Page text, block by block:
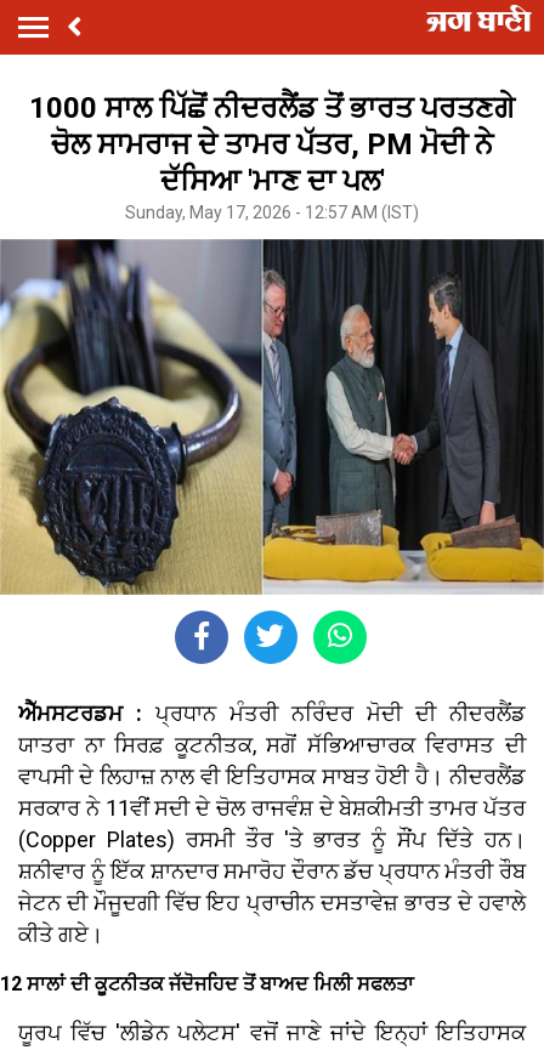
1000 ਸਾਲ ਪਿੱਛੋਂ ਨੀਦਰਲੈਂਡ ਤੋਂ ਭਾਰਤ ਪਰਤਣਗੇ
ਚੋਲ ਸਾਮਰਾਜ ਦੇ ਤਾਮਰ ਪੱਤਰ, PM ਮੋਦੀ ਨੇ
ਦੱਸਿਆ 'ਮਾਣ ਦਾ ਪਲ'
Sunday, May 17, 2026 - 12:57 AM (IST)
ਐੱਮਸਟਰਡਮ :ਪ੍ਰਧਾਨ ਮੰਤਰੀ ਨਰਿੰਦਰ ਮੋਦੀ ਦੀ ਨੀਦਰਲੈਂਡ
ਯਾਤਰਾ ਨਾ ਸਿਰਫ਼ ਕੂਟਨੀਤਕ, ਸਗੋਂ ਸੱਭਿਆਚਾਰਕ ਵਿਰਾਸਤ ਦੀ
ਵਾਪਸੀ ਦੇ ਲਿਹਾਜ਼ ਨਾਲ ਵੀ ਇਤਿਹਾਸਕ ਸਾਬਤ ਹੋਈ ਹੈ। ਨੀਦਰਲੈਂਡ
ਸਰਕਾਰ ਨੇ 11ਵੀਂ ਸਦੀ ਦੇ ਚੋਲ ਰਾਜਵੰਸ਼ ਦੇ ਬੇਸ਼ਕੀਮਤੀ ਤਾਮਰ ਪੱਤਰ
(Copper Plates) ਰਸਮੀ ਤੌਰ 'ਤੇ ਭਾਰਤ ਨੂੰ ਸੌਂਪ ਦਿੱਤੇ ਹਨ।
ਸ਼ਨੀਵਾਰ ਨੂੰ ਇੱਕ ਸ਼ਾਨਦਾਰ ਸਮਾਰੋਹ ਦੌਰਾਨ ਡੱਚ ਪ੍ਰਧਾਨ ਮੰਤਰੀ ਰੌਬ
ਜੇਟਨ ਦੀ ਮੌਜੂਦਗੀ ਵਿੱਚ ਇਹ ਪ੍ਰਾਚੀਨ ਦਸਤਾਵੇਜ਼ ਭਾਰਤ ਦੇ ਹਵਾਲੇ
ਕੀਤੇ ਗਏ।
12 ਸਾਲਾਂ ਦੀ ਕੂਟਨੀਤਕ ਜੱਦੋਜਹਿਦ ਤੋਂ ਬਾਅਦ ਮਿਲੀ ਸਫਲਤਾ
ਯੂਰਪ ਵਿੱਚ 'ਲੀਡੇਨ ਪਲੇਟਸ' ਵਜੋਂ ਜਾਣੇ ਜਾਂਦੇ ਇਨ੍ਹਾਂ ਇਤਿਹਾਸਕ